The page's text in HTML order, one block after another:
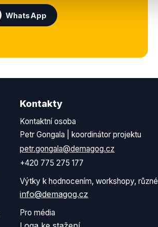
WhatsApp
Kontakty
Kontaktní osoba
Petr Gongala | koordinátor projektu
petr.gongala@demagog.cz
+420 775 275 177
Výtky k hodnocením, workshopy, různé
info@demagog.cz
Pro média